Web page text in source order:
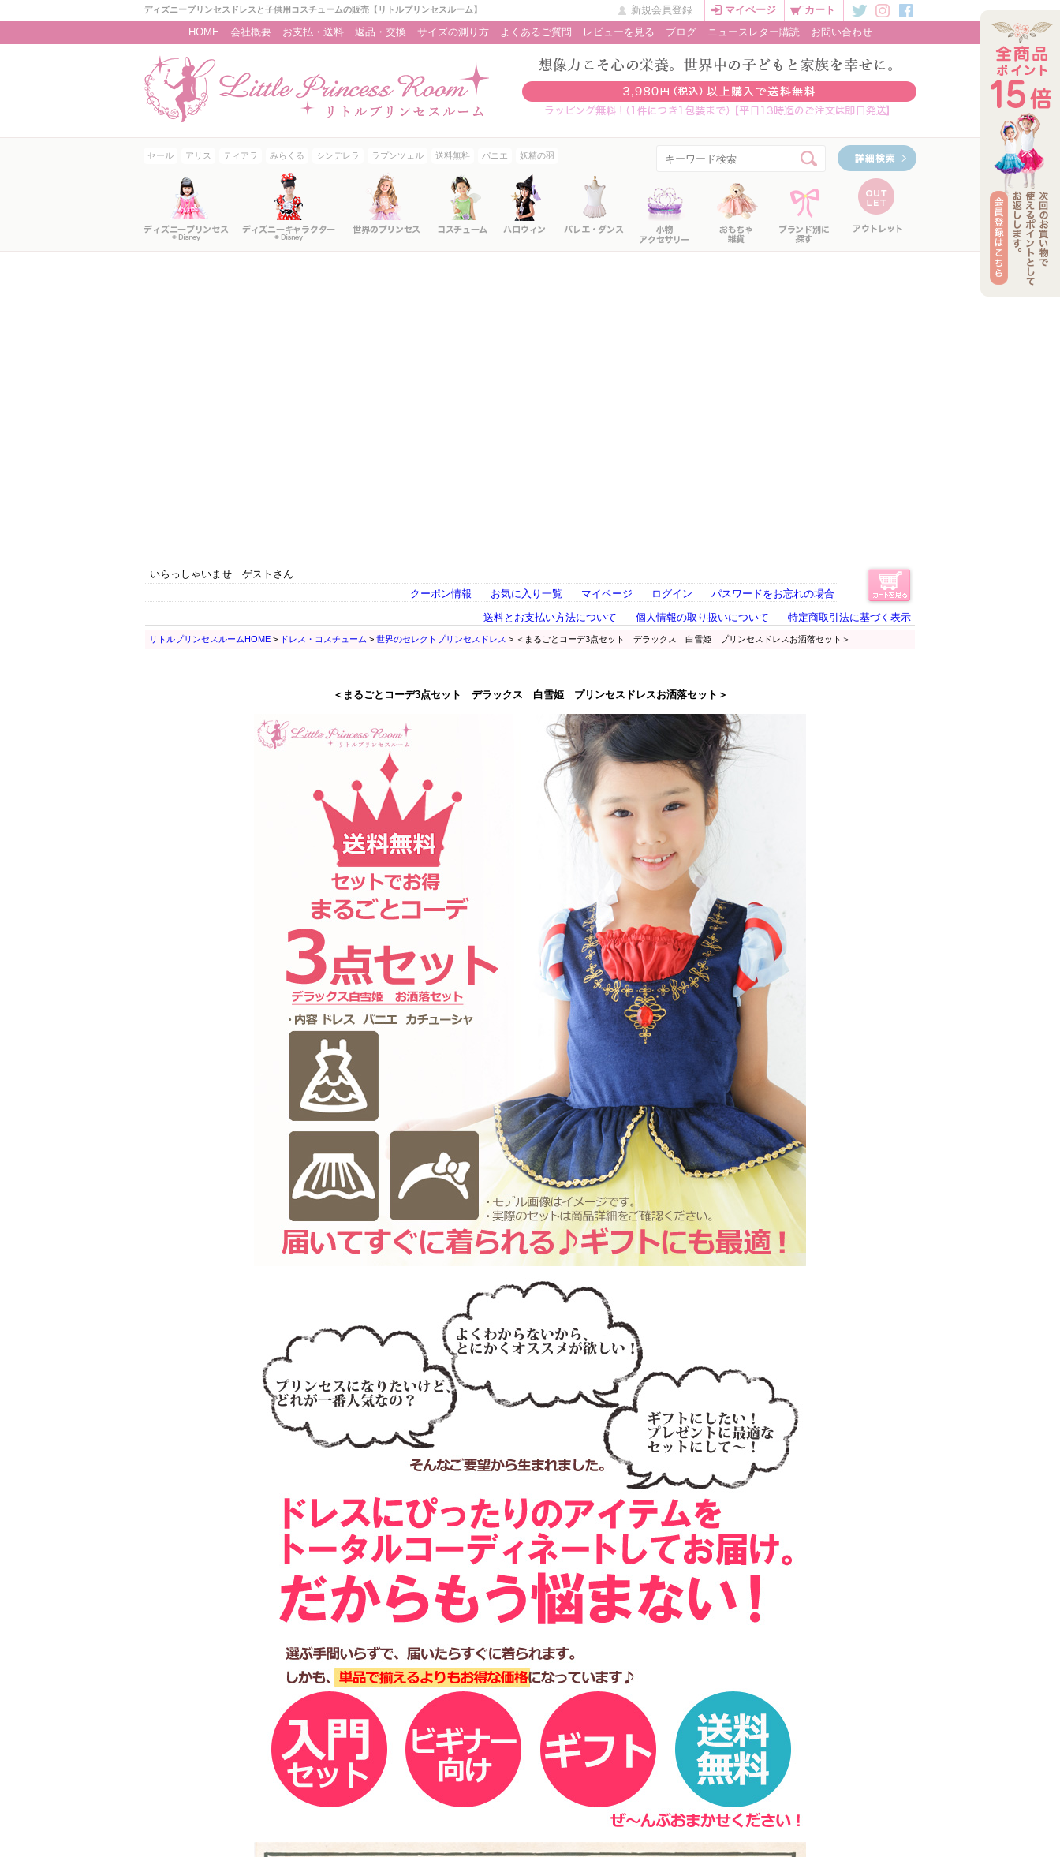
ディズニープリンセスドレスと子供用コスチュームの販売【リトルプリンセスルーム】 新規会員登録 マイページ
カート
HOME
会社概要 お支払・送料 返品・交換 サイズの測り方 よくあるご質問 レビューを見る ブログ ニュースレター購読 お問い合わせ
セール アリス ティアラ みらくる シンデレラ ラプンツェル 送料無料 パニエ 妖精の羽
いらっしゃいませ ゲストさん
クーポン情報
お気に入り一覧 マイページ ログイン
パスワードをお忘れの場合
送料とお支払い方法について
個人情報の取り扱いについて 特定商取引法に基づく表示
リトルプリンセスルームHOME > ドレス・コスチューム > 世界のセレクトプリンセスドレス > ＜まるごとコーデ3点セット デラックス 白雪姫 プリンセスドレスお洒落セット＞
＜まるごとコーデ3点セット デラックス 白雪姫 プリンセスドレスお洒落セット＞